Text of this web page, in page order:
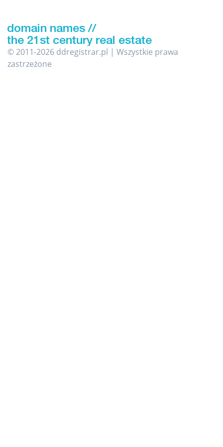
© 2011-2026 ddregistrar.pl | Wszystkie prawa
zastrzeżone